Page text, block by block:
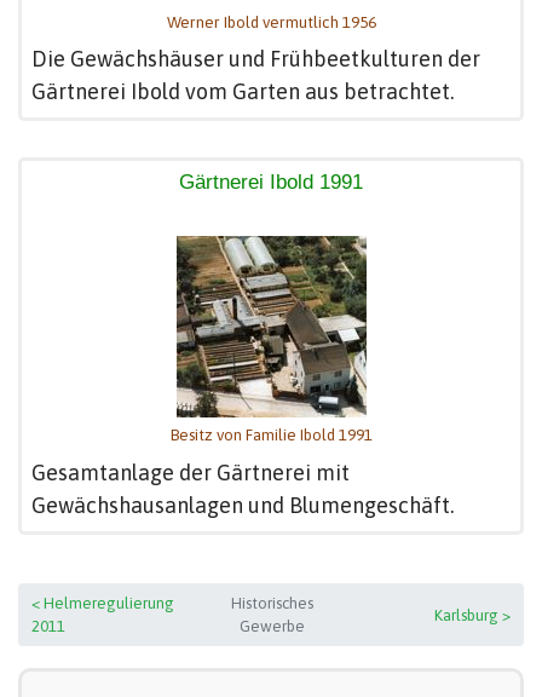
Werner Ibold vermutlich 1956
Die Gewächshäuser und Frühbeetkulturen der
Gärtnerei Ibold vom Garten aus betrachtet.
Gärtnerei Ibold 1991
Besitz von Familie Ibold 1991
Gesamtanlage der Gärtnerei mit
Gewächshausanlagen und Blumengeschäft.
< Helmeregulierung
2011
Historisches
Gewerbe
Karlsburg >